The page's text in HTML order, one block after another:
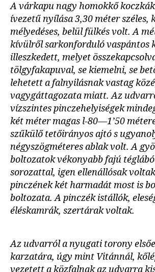
A várkapu nagy homokkő
ívezetű nyílása 3,30 méter széles,
mélyedéses, belül fülkés volt. A
kívülről sarkonforduló vaspántos
illeszkedett, melyet
tölgyfakapuval, se kiemelni, se
lehetett a falnyilásnak vastag
vagygáttagozata miatt. Az
vízszintes pinczehelyiségek
két méter magas l-80—1’50
szűkülő tetőirányos ajtó s
négyszögméteres ablak volt. A
boltozatok vékonyabb fajú
sorozattal, igen ellenállósak
pinczének két harmadát most is
boltozata. A pinczék istállók,
éléskamrák, szertárak voltak.
Az udvarról a nyugati torony
karzatára, úgy mint Vitánnál,